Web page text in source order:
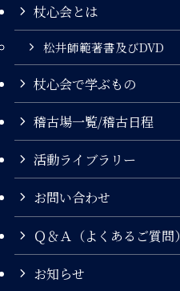
杖心会とは
松井師範著書及びDVD
杖心会で学ぶもの
稽古場一覧/稽古日程
活動ライブラリー
お問い合わせ
Ｑ＆Ａ（よくあるご質問）
お知らせ